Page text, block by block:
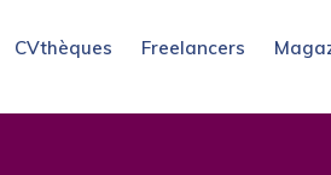
CVthèques Freelancers